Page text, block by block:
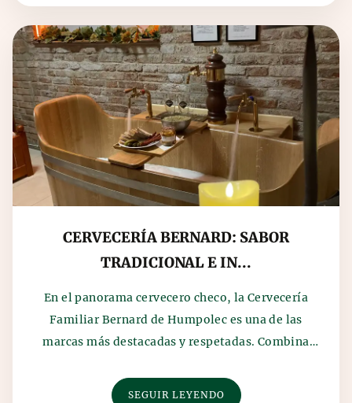
CERVECERÍA BERNARD: SABOR
TRADICIONAL E IN...
En el panorama cervecero checo, la Cervecería
Familiar Bernard de Humpolec es una de las
marcas más destacadas y respetadas. Combina
SEGUIR LEYENDO